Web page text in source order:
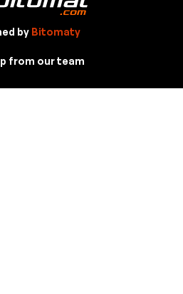
by Bitomaty
from our team